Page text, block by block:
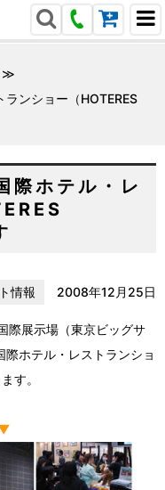
≫
ンショー（HOTERES
際ホテル・レ
情報 2008年12月25日
際展示場（東京ビッグサ
ホテル・レストランショ
す。